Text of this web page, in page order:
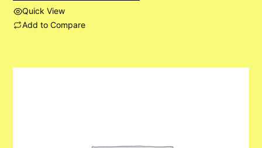
Quick View
Add to Compare